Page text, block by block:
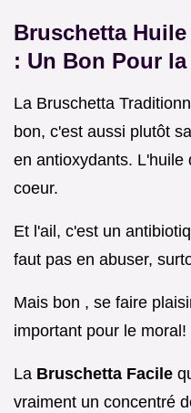
Bruschetta
: Un Bon Pour
La Bruschetta
bon, c'est aussi plutôt
en antioxydants. L'huile
coeur.
Et l'ail, c'est un
faut pas en abuser,
Mais bon , se faire
important pour le moral!
La Bruschetta Facile
vraiment un concentré